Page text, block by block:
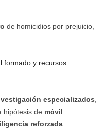
de homicidios por prejuicio,
formado y recursos
especializados
hipótesis de móvil
reforzada